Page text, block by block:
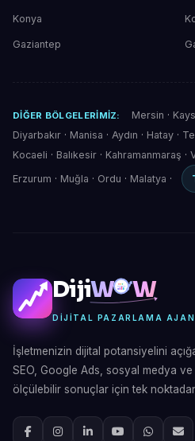
Konya
Gaziantep
DIĞER BÖLGELERIMIZ: Mersin ·
Diyarbakır · Manisa · Aydın · Hatay ·
Kocaeli · Balıkesir · Kahramanmaraş ·
Erzurum · Muğla · Ordu · Malatya ·
DijiW W
DIJITAL PAZARLAMA
İşletmenizin dijital potansiyelini
SEO, Google Ads, sosyal medya
ölçülebilir sonuçlar için tek